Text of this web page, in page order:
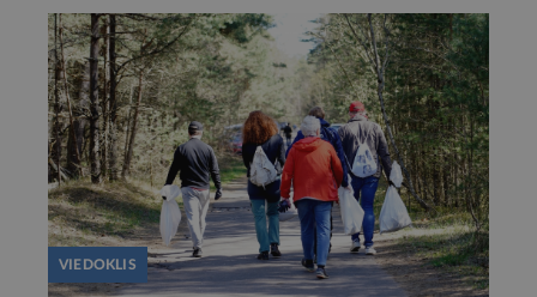
VIEDOKLIS